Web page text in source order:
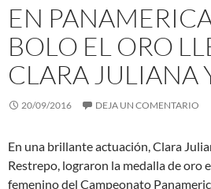
EN
BOLO EL ORO
CLARA JULIANA
20/09/2016 DEJA UN COMENTARIO
En una brillante actuación, Clara
Restrepo, lograron la medalla de oro
femenino del Campeonato